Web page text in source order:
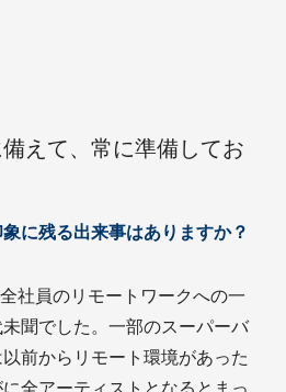
えて、常に準備してお
に残る出来事はありますか？
社員のリモートワークへの一
聞でした。一部のスーパーバ
前からリモート環境があった